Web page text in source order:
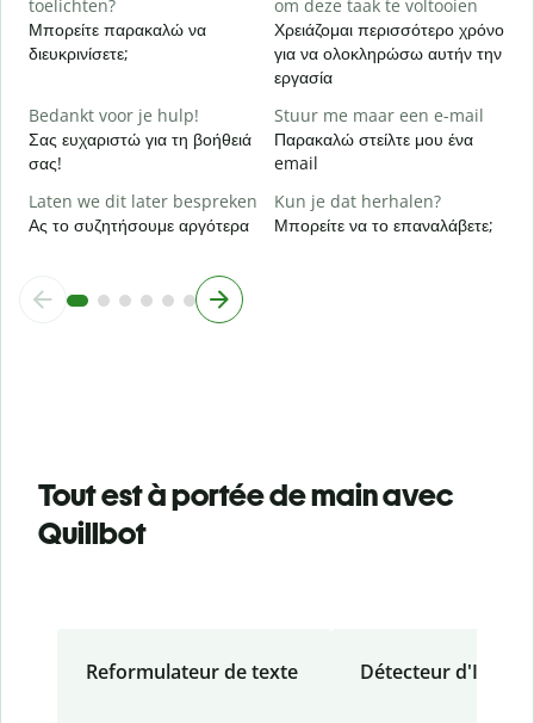
toelichten?
Μπορείτε παρακαλώ να
διευκρινίσετε;
om deze taak te voltooien
Χρειάζομαι περισσότερο χρόνο
για να ολοκληρώσω αυτήν την
εργασία
Bedankt voor je hulp!
Σας ευχαριστώ για τη βοήθειά
σας!
Stuur me maar een e-mail
Παρακαλώ στείλτε μου ένα
email
Laten we dit later bespreken
Ας το συζητήσουμε αργότερα
Kun je dat herhalen?
Μπορείτε να το επαναλάβετε;
Tout est à portée de main avec
Quillbot
Reformulateur de texte Détecteur d'IA